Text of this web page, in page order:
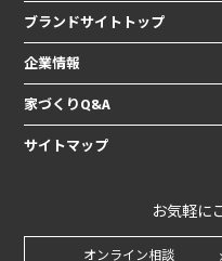
ブランドサイトトップ
企業情報
家づくりQ&A
サイトマップ
お気軽に
オンライン相談